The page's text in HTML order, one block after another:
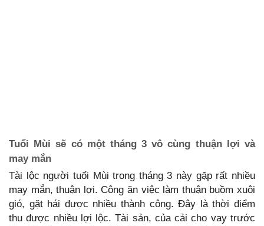
Tuổi Mùi sẽ có một tháng 3 vô cùng thuận lợi và
may mắn
Tài lộc người tuổi Mùi trong tháng 3 này gặp rất nhiều
may mắn, thuận lợi. Công ăn việc làm thuận buồm xuôi
gió, gặt hái được nhiều thành công. Đây là thời điểm
thu được nhiều lợi lộc. Tài sản, của cải cho vay trước